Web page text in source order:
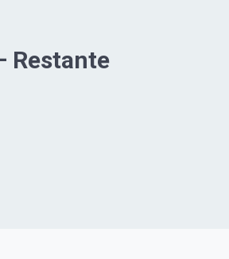
Restante